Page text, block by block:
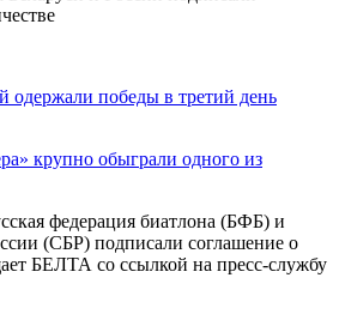
победы в третий день
крупно обыграли одного из
федерация биатлона (БФБ) и
(СБР) подписали соглашение о
БЕЛТА со ссылкой на пресс-службу